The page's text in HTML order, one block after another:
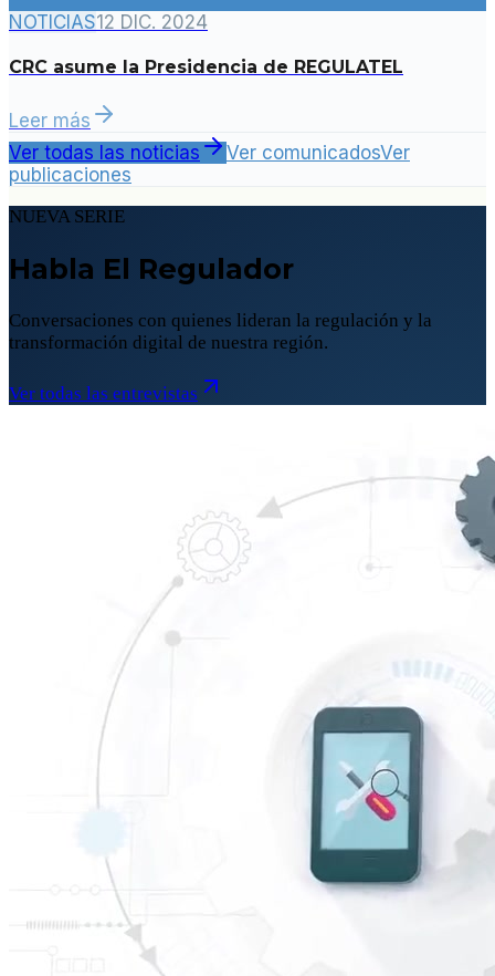
NOTICIAS12 DIC. 2024
CRC asume la Presidencia de REGULATEL
Leer más
Ver todas las noticias
Ver comunicadosVer
publicaciones
NUEVA SERIE
Habla El Regulador
Conversaciones con quienes lideran la regulación y la
transformación digital de nuestra región.
Ver todas las entrevistas